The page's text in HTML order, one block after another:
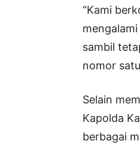
“Kami
sambil
nomor
Selain
Kapolda
berbagai